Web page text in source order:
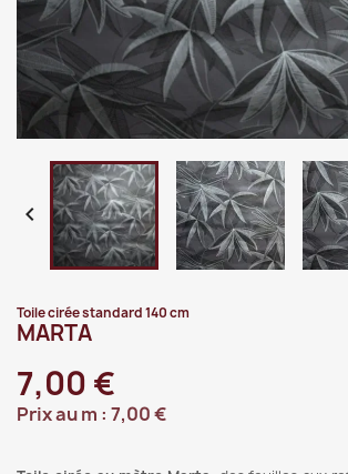

Toile cirée standard 140 cm
MARTA
7,00 €
Prix au m : 7,00 €